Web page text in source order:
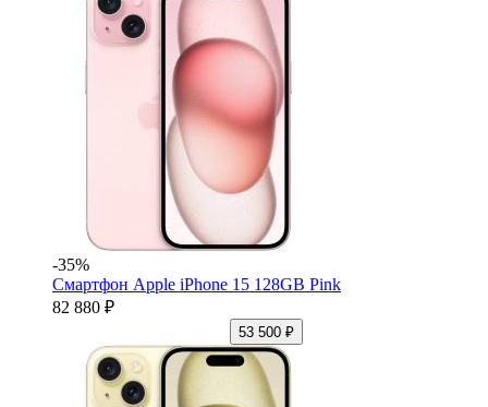
-35%
Смартфон Apple iPhone 15 128GB Pink
82 880 ₽
53 500 ₽